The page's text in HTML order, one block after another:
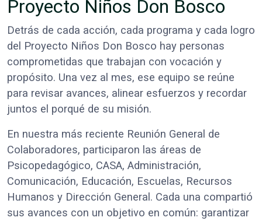
Proyecto Niños Don Bosco
Detrás de cada acción, cada programa y cada logro
del Proyecto Niños Don Bosco hay personas
comprometidas que trabajan con vocación y
propósito. Una vez al mes, ese equipo se reúne
para revisar avances, alinear esfuerzos y recordar
juntos el porqué de su misión.
En nuestra más reciente Reunión General de
Colaboradores, participaron las áreas de
Psicopedagógico, CASA, Administración,
Comunicación, Educación, Escuelas, Recursos
Humanos y Dirección General. Cada una compartió
sus avances con un objetivo en común: garantizar